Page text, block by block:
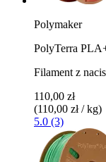
Polymaker
PolyTerra
Filament z
110,00 zł
(110,00 zł / kg)
5.0 (3)